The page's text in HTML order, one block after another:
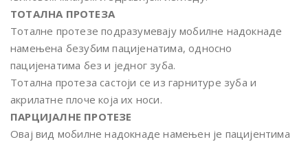
ТОТАЛНА ПРОТЕЗА
Тоталне протезе подразумевају мобилне надокнаде
намењена безубим пацијенатима, односно
пацијенатима без и једног зуба.
Тотална протеза састоји се из гарнитуре зуба и
акрилатне плоче која их носи.
ПАРЦИЈАЛНЕ ПРОТЕЗЕ
Овај вид мобилне надокнаде намењен је пацијентима